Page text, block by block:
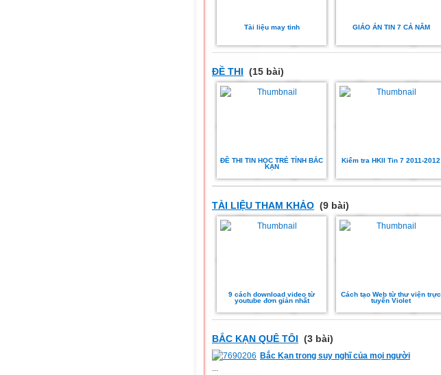
Tài liệu may tinh GIÁO ÁN TIN 7 CẢ NĂM
ĐỀ THI (15 bài)
ĐỀ THI TIN HỌC TRẺ TỈNH BẮC
KẠN
Kiểm tra HKII Tin 7 2011-2012
TÀI LIỆU THAM KHẢO (9 bài)
9 cách download video từ
youtube đơn giản nhất
Cách tạo Web từ thư viện trực
tuyến Violet
BẮC KẠN QUÊ TÔI (3 bài)
Bắc Kạn trong suy nghĩ của mọi người
...